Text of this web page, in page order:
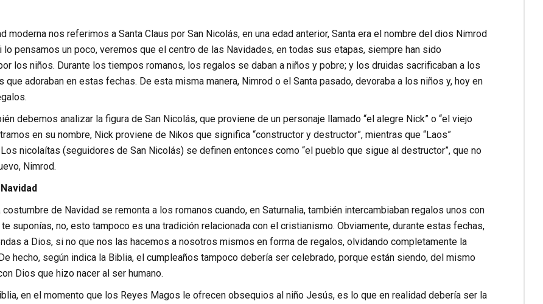
moderna nos referimos a Santa Claus por San Nicolás, en una edad anterior, Santa era el nombre del dios Nimrod
lo pensamos un poco, veremos que el centro de las Navidades, en todas sus etapas, siempre han sido
los niños. Durante los tiempos romanos, los regalos se daban a niños y pobre; y los druidas sacrificaban a los
que adoraban en estas fechas. De esta misma manera, Nimrod o el Santa pasado, devoraba a los niños y, hoy en
debemos analizar la figura de San Nicolás, que proviene de un personaje llamado “el alegre Nick” o “el viejo
en su nombre, Nick proviene de Nikos que significa “constructor y destructor”, mientras que “Laos”
nicolaítas (seguidores de San Nicolás) se definen entonces como “el pueblo que sigue al destructor”, que no
Nimrod.
de Navidad se remonta a los romanos cuando, en Saturnalia, también intercambiaban regalos unos con
suponías, no, esto tampoco es una tradición relacionada con el cristianismo. Obviamente, durante estas fechas,
a Dios, si no que nos las hacemos a nosotros mismos en forma de regalos, olvidando completamente la
hecho, según indica la Biblia, el cumpleaños tampoco debería ser celebrado, porque están siendo, del mismo
Dios que hizo nacer al ser humano.
en el momento que los Reyes Magos le ofrecen obsequios al niño Jesús, es lo que en realidad debería ser la